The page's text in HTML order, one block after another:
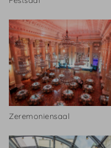
Zeremoniensaal